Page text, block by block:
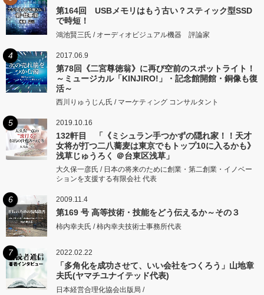
第164回 USBメモリはもう古い？スティック型SSD
で時短！
鴻池賢三氏 / オーディオビジュアル機器 評論家
4 2017.06.9
第78回《二宮尊徳翁》に再び空前のスポットライト！
～ミュージカル「KINJIRO!」・記念館開館・銅像も復
活～
西川りゅうじん氏 / マーケティング コンサルタント
5 2019.10.16
132軒目 「《ミシュラン手つかずの隠れ家！！天才
女将が打つ二八蕎麦は東京でもトップ10に入るかも》
浅草じゅうろく ＠台東区浅草」
大久保一彦氏 / 日本の将来のために創業・第二創業・イノベー
ションを支援する有限会社 代表
6 2009.11.4
第169 号 高等技術・技能をどう伝えるか～その３
柿内幸夫氏 / 柿内幸夫技術士事務所代表
7 2022.02.22
「多角化を成功させて、いい会社をつくろう」山地章
夫氏(ヤマチユナイテッド代表)
日本経営合理化協会出版局 /